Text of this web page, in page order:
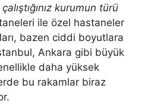
çalıştığınız kurumun türü
ile özel hastaneler
bazen ciddi boyutlara
Ankara gibi büyük
daha yüksek
bu rakamlar biraz